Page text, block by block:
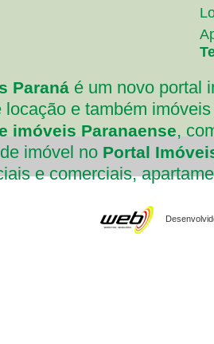
Paraná é um novo portal
locação e também
imóveis Paranaense,
imóvel no Portal
e comerciais,